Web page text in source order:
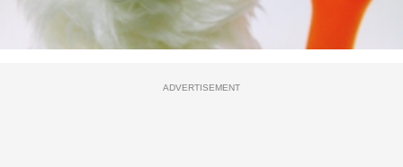
ADVERTISEMENT